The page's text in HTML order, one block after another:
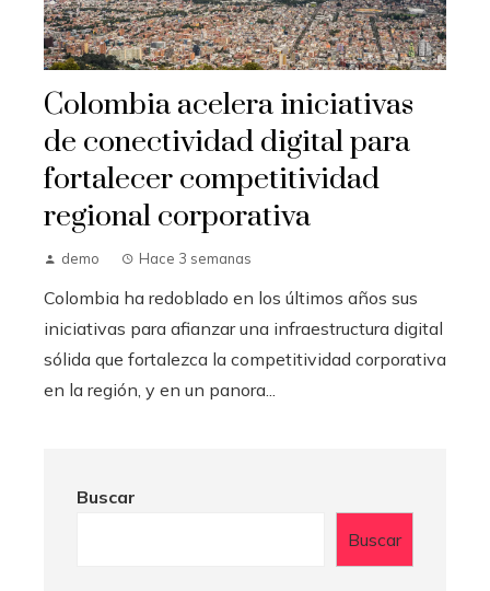
Colombia acelera iniciativas
de conectividad digital para
fortalecer competitividad
regional corporativa
demo Hace 3 semanas
Colombia ha redoblado en los últimos años sus
iniciativas para afianzar una infraestructura digital
sólida que fortalezca la competitividad corporativa
en la región, y en un panora...
Buscar
Buscar